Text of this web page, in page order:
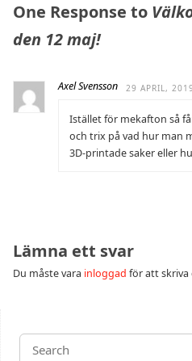
One Response to
den 12 maj!
Axel Svensson 29 APRIL,
Istället för mekafton så
och trix på vad hur man
3D-printade saker eller
Lämna ett svar
Du måste vara inloggad för att skriva